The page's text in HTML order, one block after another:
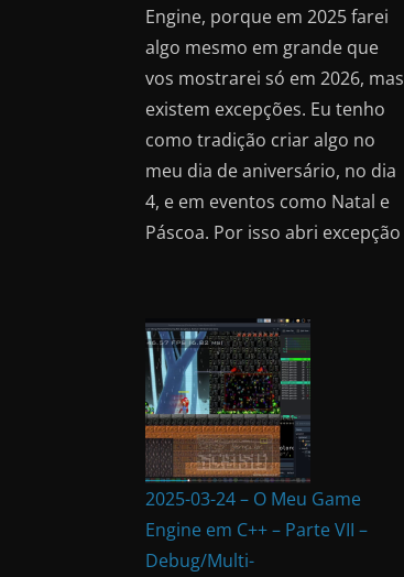
Engine, porque em 2025 farei
algo mesmo em grande que
vos mostrarei só em 2026, mas
existem excepções. Eu tenho
como tradição criar algo no
meu dia de aniversário, no dia
4, e em eventos como Natal e
Páscoa. Por isso abri excepção
2025-03-24 – O Meu Game
Engine em C++ – Parte VII –
Debug/Multi-